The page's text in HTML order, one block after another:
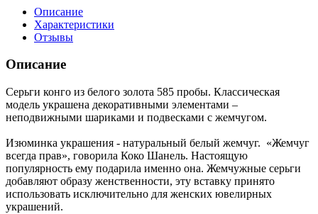
Описание
Характеристики
Отзывы
Описание
Серьги конго из белого золота 585 пробы. Классическая
модель украшена декоративными элементами –
неподвижными шариками и подвесками с жемчугом.
Изюминка украшения - натуральный белый жемчуг. «Жемчуг
всегда прав», говорила Коко Шанель. Настоящую
популярность ему подарила именно она. Жемчужные серьги
добавляют образу женственности, эту вставку принято
использовать исключительно для женских ювелирных
украшений.